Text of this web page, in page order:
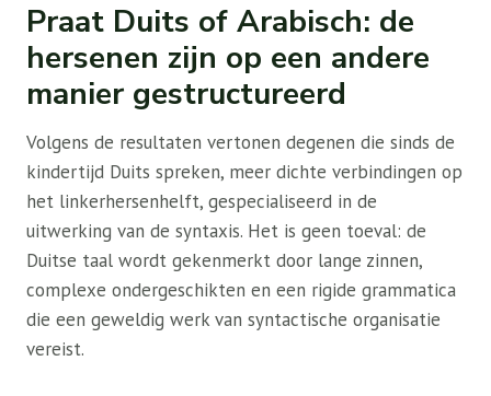
Praat Duits of Arabisch: de
hersenen zijn op een andere
manier gestructureerd
Volgens de resultaten vertonen degenen die sinds de
kindertijd Duits spreken, meer dichte verbindingen op
het linkerhersenhelft, gespecialiseerd in de
uitwerking van de syntaxis. Het is geen toeval: de
Duitse taal wordt gekenmerkt door lange zinnen,
complexe ondergeschikten en een rigide grammatica
die een geweldig werk van syntactische organisatie
vereist.